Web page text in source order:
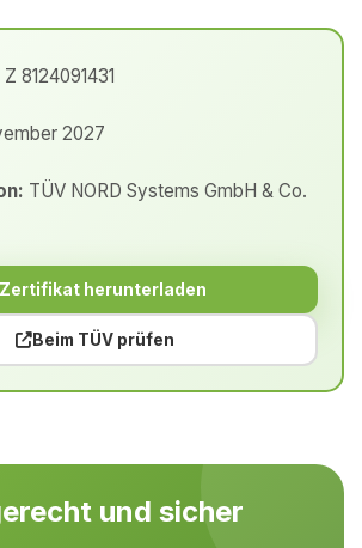
Z 8124091431
2027
TÜV NORD Systems GmbH & Co.
Zertifikat herunterladen
Beim TÜV prüfen
und sicher